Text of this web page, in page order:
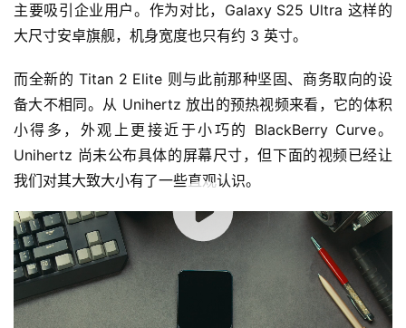
主要吸引企业用户。作为对比，Galaxy S25 Ultra 这样的
大尺寸安卓旗舰，机身宽度也只有约 3 英寸。
而全新的 Titan 2 Elite 则与此前那种坚固、商务取向的设
备大不相同。从 Unihertz 放出的预热视频来看，它的体积
小得多，外观上更接近于小巧的 BlackBerry Curve。
Unihertz 尚未公布具体的屏幕尺寸，但下面的视频已经让
我们对其大致大小有了一些直观认识。
此外，目前我们还不清楚这款新机采用了何种显示技术
（Titan 2 使用的是 LCD），但从现有信息来看，其屏幕边
框明显更窄。同时，它也用位于左上角的屏下自拍摄像头，
取代了 Titan 2 厚重的顶部边框设计。